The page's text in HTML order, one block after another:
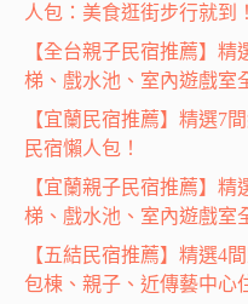
人包：美食逛街步行就到！
【全台親子民宿推薦】
梯、戲水池、室內遊戲室
【宜蘭民宿推薦】精選7
民宿懶人包！
【宜蘭親子民宿推薦】
梯、戲水池、室內遊戲室
【五結民宿推薦】精選4
包棟、親子、近傳藝中心